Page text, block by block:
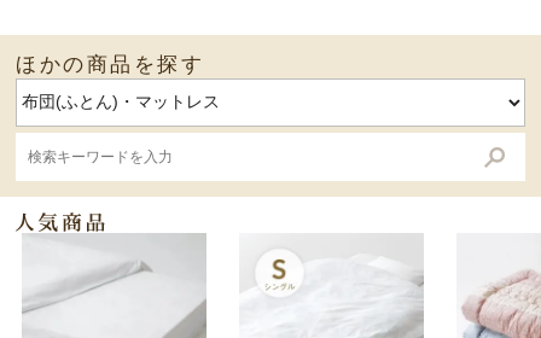
ほかの商品を探す